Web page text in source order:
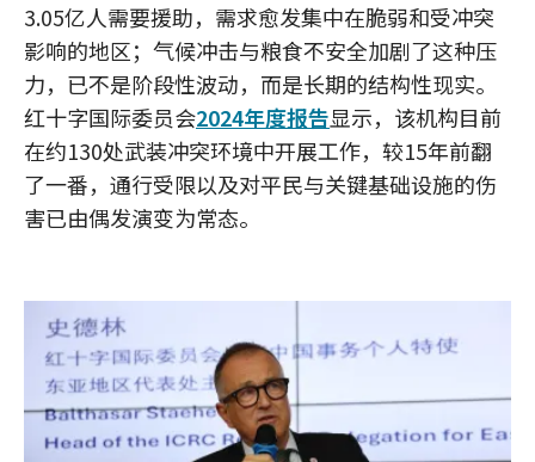
3.05亿人需要援助，需求愈发集中在脆弱和受冲突
影响的地区；气候冲击与粮食不安全加剧了这种压
力，已不是阶段性波动，而是长期的结构性现实。
红十字国际委员会2024年度报告显示，该机构目前
在约130处武装冲突环境中开展工作，较15年前翻
了一番，通行受限以及对平民与关键基础设施的伤
害已由偶发演变为常态。